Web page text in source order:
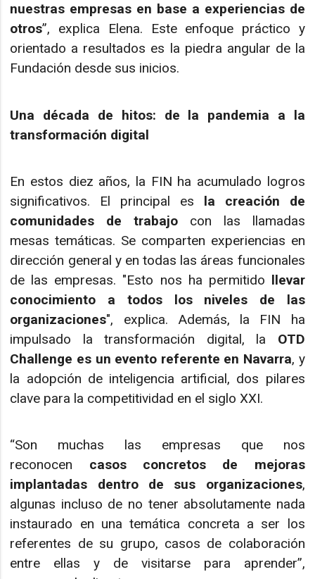
nuestras empresas en base a experiencias de
otros”, explica Elena. Este enfoque práctico y
orientado a resultados es la piedra angular de la
Fundación desde sus inicios.
Una década de hitos: de la pandemia a la
transformación digital
En estos diez años, la FIN ha acumulado logros
significativos. El principal es la creación de
comunidades de trabajo con las llamadas
mesas temáticas. Se comparten experiencias en
dirección general y en todas las áreas funcionales
de las empresas. "Esto nos ha permitido llevar
conocimiento a todos los niveles de las
organizaciones", explica. Además, la FIN ha
impulsado la transformación digital, la OTD
Challenge es un evento referente en Navarra, y
la adopción de inteligencia artificial, dos pilares
clave para la competitividad en el siglo XXI.
“Son muchas las empresas que nos
reconocen casos concretos de mejoras
implantadas dentro de sus organizaciones,
algunas incluso de no tener absolutamente nada
instaurado en una temática concreta a ser los
referentes de su grupo, casos de colaboración
entre ellas y de visitarse para aprender”,